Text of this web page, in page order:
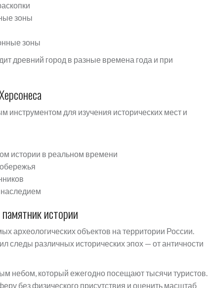
зоны
зоны
древний город в разные времена года и при
инструментом для изучения исторических мест и
истории в реальном времени
истории
археологических объектов на территории России.
следы различных исторических эпох — от античности
небом, который ежегодно посещают тысячи туристов.
без физического присутствия и оценить масштаб